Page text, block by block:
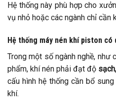
Hệ thống này phù hợp cho
vụ nhỏ hoặc các ngành chỉ cần
Hệ thống máy nén khí piston có
Trong một số ngành nghề, như
phẩm, khí nén phải đạt độ
cấu hình hệ thống cần bổ
khí.